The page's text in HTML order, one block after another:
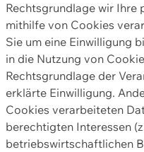
Rechtsgrundlage wir Ihre
mithilfe von Cookies
Sie um eine Einwilligung
in die Nutzung von
Rechtsgrundlage der
erklärte Einwilligung.
Cookies verarbeiteten
berechtigten Interessen
betriebswirtschaftlichen